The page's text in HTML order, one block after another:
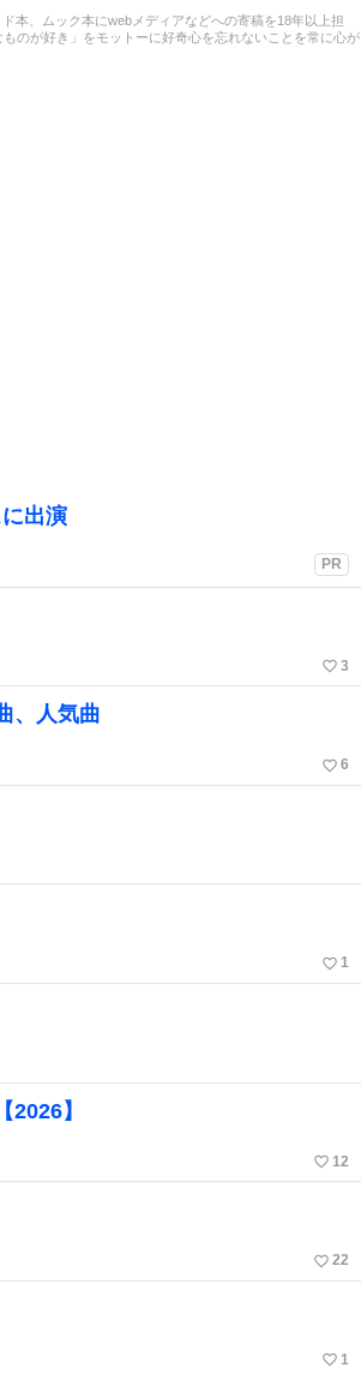
本、ムック本にwebメディアなどへの寄稿を18年以上担
のが好き」をモットーに好奇心を忘れないことを常に心が
出演
PR
favorite_border 3
、人気曲
favorite_border 6
favorite_border 1
】
favorite_border 12
favorite_border 22
favorite_border 1